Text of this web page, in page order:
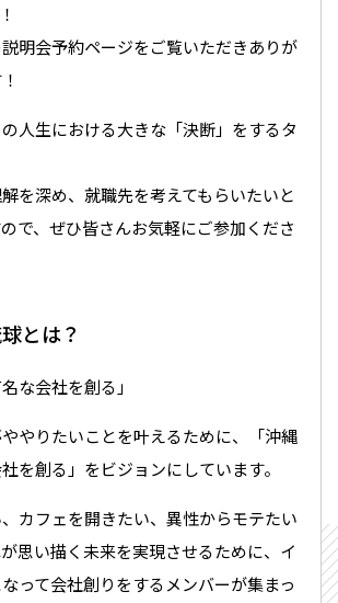
明会予約ページをご覧いただきありが
人生における大きな「決断」をするタ
を深め、就職先を考えてもらいたいと
で、ぜひ皆さんお気軽にご参加くださ
とは？
な会社を創る」
やりたいことを叶えるために、「沖縄
を創る」をビジョンにしています。
カフェを開きたい、異性からモテたい
思い描く未来を実現させるために、イ
って会社創りをするメンバーが集まっ